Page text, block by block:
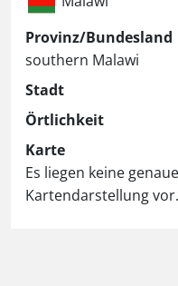
Provinz/Bundesland
southern Malawi
Stadt
Örtlichkeit
Karte
Es liegen keine
Kartendarstellung vor.